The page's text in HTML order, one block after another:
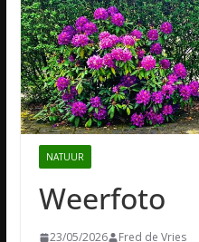
NATUUR
Weerfoto
23/05/2026 Fred de Vries